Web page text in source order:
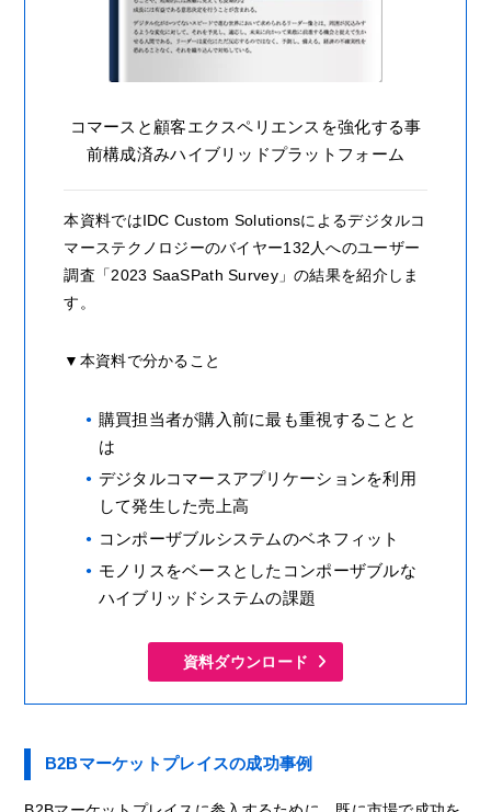
コマースと顧客エクスペリエンスを強化する事
前構成済みハイブリッドプラットフォーム
本資料ではIDC Custom Solutionsによるデジタルコ
マーステクノロジーのバイヤー132人へのユーザー
調査「2023 SaaSPath Survey」の結果を紹介しま
す。
▼本資料で分かること
購買担当者が購入前に最も重視することと
は
デジタルコマースアプリケーションを利用
して発生した売上高
コンポーザブルシステムのベネフィット
モノリスをベースとしたコンポーザブルな
ハイブリッドシステムの課題
資料ダウンロード
B2Bマーケットプレイスの成功事例